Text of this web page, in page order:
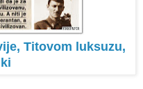
Titovom luksuzu,